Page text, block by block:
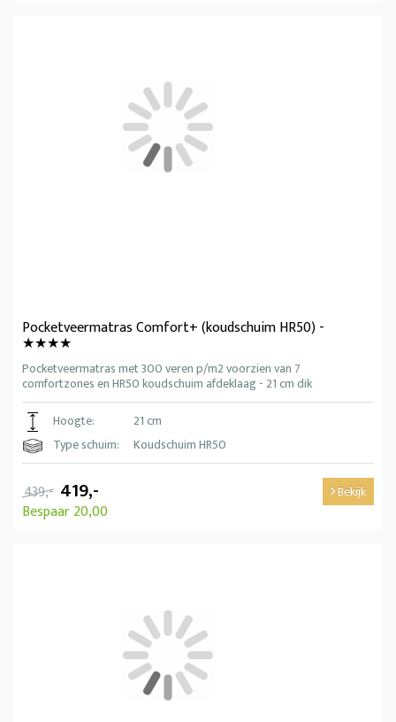
Pocketveermatras Comfort+ (koudschuim HR50) -
★★★★
Pocketveermatras met 300 veren p/m2 voorzien van 7
comfortzones en HR50 koudschuim afdeklaag - 21 cm dik
Hoogte:
21 cm
Type schuim:
Koudschuim HR50
439,- 419,-
Bespaar 20,00
Bekijk